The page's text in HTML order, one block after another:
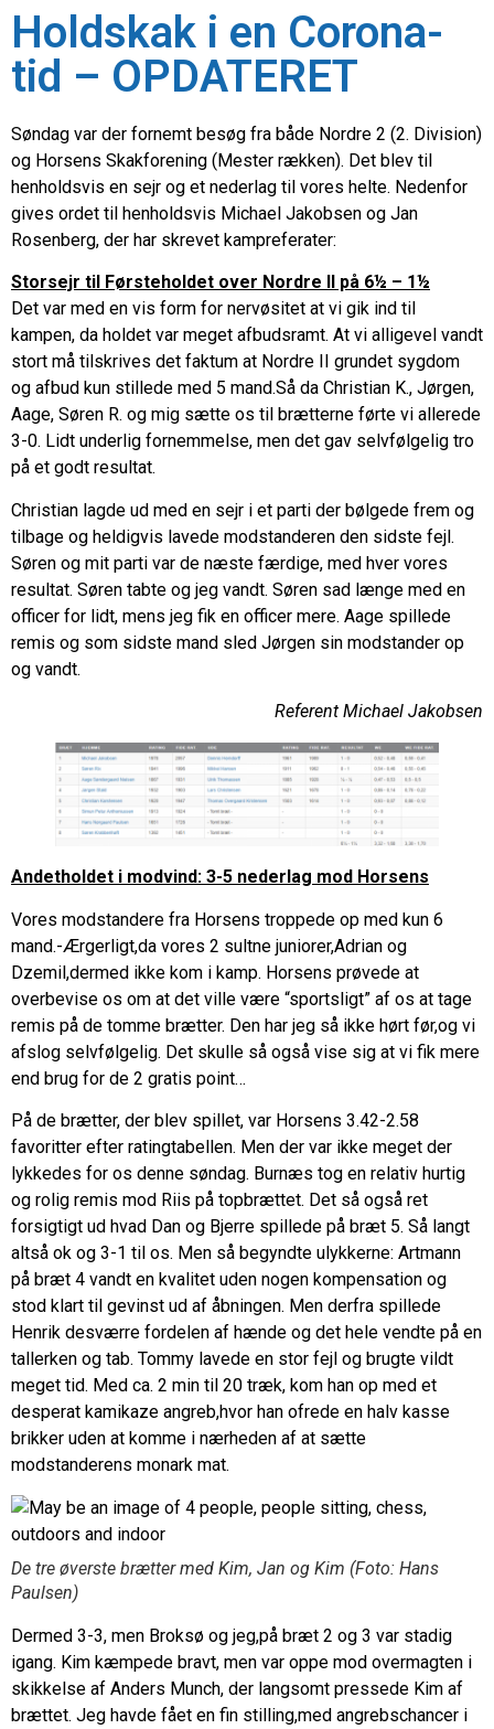
Holdskak i en Corona-
tid – OPDATERET
Søndag var der fornemt besøg fra både Nordre 2 (2. Division)
og Horsens Skakforening (Mester rækken). Det blev til
henholdsvis en sejr og et nederlag til vores helte. Nedenfor
gives ordet til henholdsvis Michael Jakobsen og Jan
Rosenberg, der har skrevet kampreferater:
Storsejr til Førsteholdet over Nordre II på 6½ – 1½
Det var med en vis form for nervøsitet at vi gik ind til
kampen, da holdet var meget afbudsramt. At vi alligevel vandt
stort må tilskrives det faktum at Nordre II grundet sygdom
og afbud kun stillede med 5 mand.Så da Christian K., Jørgen,
Aage, Søren R. og mig sætte os til brætterne førte vi allerede
3-0. Lidt underlig fornemmelse, men det gav selvfølgelig tro
på et godt resultat.
Christian lagde ud med en sejr i et parti der bølgede frem og
tilbage og heldigvis lavede modstanderen den sidste fejl.
Søren og mit parti var de næste færdige, med hver vores
resultat. Søren tabte og jeg vandt. Søren sad længe med en
officer for lidt, mens jeg fik en officer mere. Aage spillede
remis og som sidste mand sled Jørgen sin modstander op
og vandt.
Referent Michael Jakobsen
Andetholdet i modvind: 3-5 nederlag mod Horsens
Vores modstandere fra Horsens troppede op med kun 6
mand.-Ærgerligt,da vores 2 sultne juniorer,Adrian og
Dzemil,dermed ikke kom i kamp. Horsens prøvede at
overbevise os om at det ville være “sportsligt” af os at tage
remis på de tomme brætter. Den har jeg så ikke hørt før,og vi
afslog selvfølgelig. Det skulle så også vise sig at vi fik mere
end brug for de 2 gratis point…
På de brætter, der blev spillet, var Horsens 3.42-2.58
favoritter efter ratingtabellen. Men der var ikke meget der
lykkedes for os denne søndag. Burnæs tog en relativ hurtig
og rolig remis mod Riis på topbrættet. Det så også ret
forsigtigt ud hvad Dan og Bjerre spillede på bræt 5. Så langt
altså ok og 3-1 til os. Men så begyndte ulykkerne: Artmann
på bræt 4 vandt en kvalitet uden nogen kompensation og
stod klart til gevinst ud af åbningen. Men derfra spillede
Henrik desværre fordelen af hænde og det hele vendte på en
tallerken og tab. Tommy lavede en stor fejl og brugte vildt
meget tid. Med ca. 2 min til 20 træk, kom han op med et
desperat kamikaze angreb,hvor han ofrede en halv kasse
brikker uden at komme i nærheden af at sætte
modstanderens monark mat.
De tre øverste brætter med Kim, Jan og Kim (Foto: Hans
Paulsen)
Dermed 3-3, men Broksø og jeg,på bræt 2 og 3 var stadig
igang. Kim kæmpede bravt, men var oppe mod overmagten i
skikkelse af Anders Munch, der langsomt pressede Kim af
brættet. Jeg havde fået en fin stilling,med angrebschancer i